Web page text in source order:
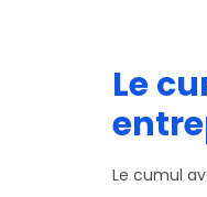
Le
Le cumul